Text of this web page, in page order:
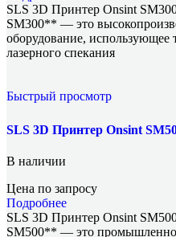
SLS 3D Принтер Onsint
SM300** — это
оборудование, использующее
лазерного спекания
Быстрый просмотр
SLS 3D Принтер Onsint
В наличии
Цена по запросу
Подробнее
SLS 3D Принтер Onsint
SM500** — это